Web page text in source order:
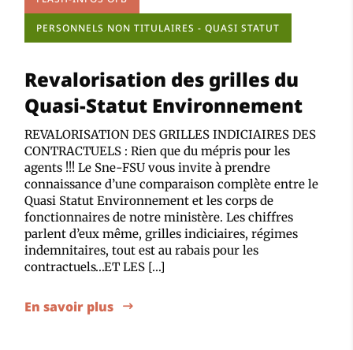
PERSONNELS NON TITULAIRES - QUASI STATUT
Revalorisation des grilles du
Quasi-Statut Environnement
REVALORISATION DES GRILLES INDICIAIRES DES
CONTRACTUELS : Rien que du mépris pour les
agents !!! Le Sne-FSU vous invite à prendre
connaissance d’une comparaison complète entre le
Quasi Statut Environnement et les corps de
fonctionnaires de notre ministère. Les chiffres
parlent d’eux même, grilles indiciaires, régimes
indemnitaires, tout est au rabais pour les
contractuels…ET LES […]
En savoir plus